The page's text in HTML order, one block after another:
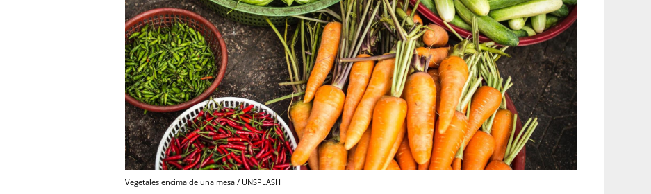
Vegetales encima de una mesa / UNSPLASH